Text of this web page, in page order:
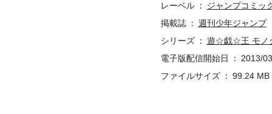
レーベル
ジャンプコミッ
掲載誌
週刊少年ジャンプ
シリーズ
遊☆戯☆王 モノ
電子版配信開始日
2013/
ファイルサイズ
99.24 MB